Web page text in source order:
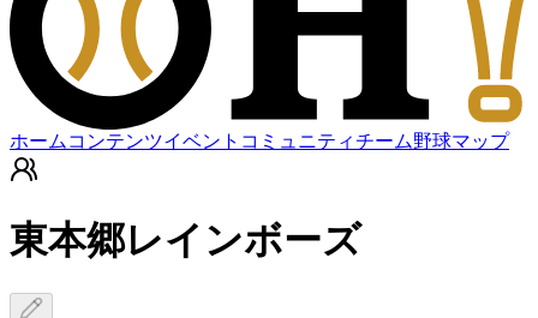
ホーム コンテンツイベント コミュニティチーム野球マップ
東本郷レインボーズ